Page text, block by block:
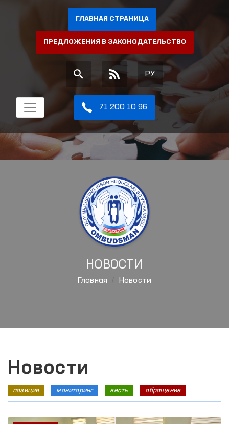
ГЛАВНАЯ СТРАНИЦА
ПРЕДЛОЖЕНИЯ В ЗАКОНОДАТЕЛЬСТВО
РУ
71 200 10 96
НОВОСТИ
Главная Новости
Новости
позиция мониторинг весть обращение